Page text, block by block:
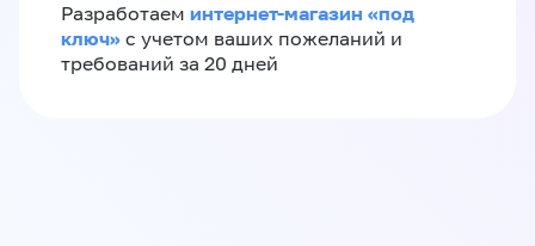
Разработаем интернет-магазин «‎под
ключ»‎ с учетом ваших пожеланий и
требований за 20 дней